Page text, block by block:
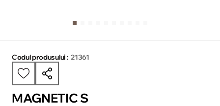
Codul produsului : 21361
MAGNETIC S